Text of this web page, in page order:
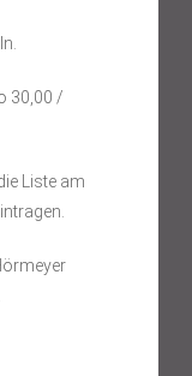
30,00 /
Liste am